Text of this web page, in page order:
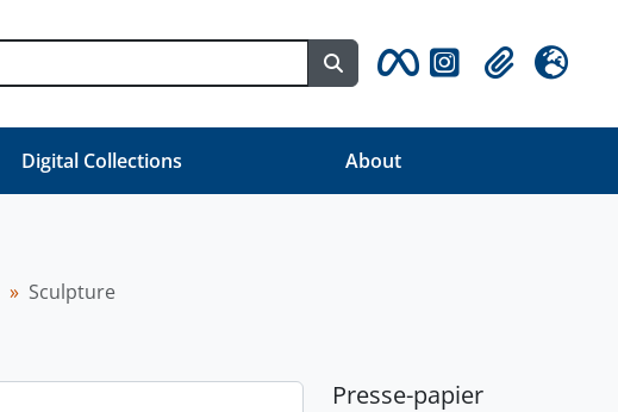
Search in browse page
Clipboard
Langue
Digital Collections About
Sculpture
Presse-papier